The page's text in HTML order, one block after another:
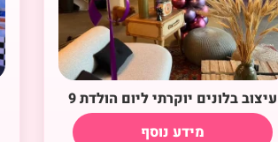
עיצוב בלונים יוקרתי ליום הולדת 9
מידע נוסף